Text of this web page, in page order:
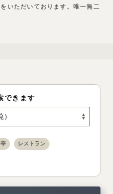
いただいております。唯一無二
できます
レストラン